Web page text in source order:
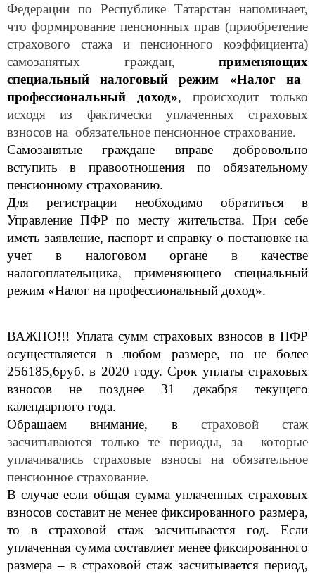
Федерации по Республике Татарстан напоминает,
что формирование пенсионных прав (приобретение
страхового стажа и пенсионного коэффициента)
самозанятых граждан, применяющих
специальный налоговый режим «Налог на
профессиональный доход», происходит только
исходя из фактически уплаченных страховых
взносов на обязательное пенсионное страхование.
Самозанятые граждане вправе добровольно
вступить в правоотношения по обязательному
пенсионному страхованию.
Для регистрации необходимо обратиться в
Управление ПФР по месту жительства. При себе
иметь заявление, паспорт и справку о постановке на
учет в налоговом органе в качестве
налогоплательщика, применяющего специальный
режим «Налог на профессиональный доход».
ВАЖНО!!! Уплата сумм страховых взносов в ПФР
осуществляется в любом размере, но не более
256185,6руб. в 2020 году. Срок уплаты страховых
взносов не позднее 31 декабря текущего
календарного года.
Обращаем внимание, в страховой стаж
засчитываются только те периоды, за которые
уплачивались страховые взносы на обязательное
пенсионное страхование.
В случае если общая сумма уплаченных страховых
взносов составит не менее фиксированного размера,
то в страховой стаж засчитывается год. Если
уплаченная сумма составляет менее фиксированного
размера – в страховой стаж засчитывается период,